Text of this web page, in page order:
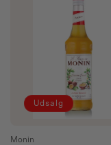
Udsalg
Monin